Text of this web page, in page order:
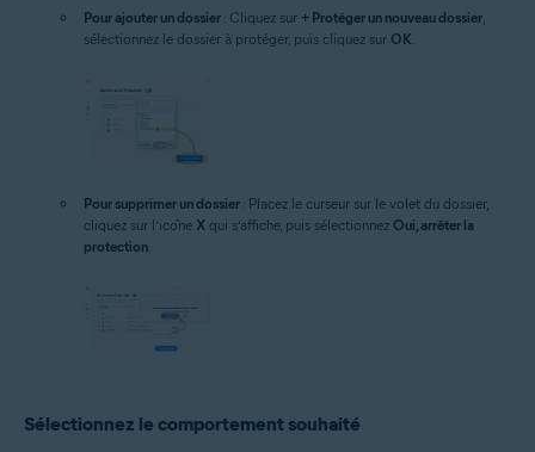
Pour ajouter un dossier : Cliquez sur + Protéger un nouveau dossier,
sélectionnez le dossier à protéger, puis cliquez sur OK.
Pour supprimer un dossier : Placez le curseur sur le volet du dossier,
cliquez sur l’icône X qui s’affiche, puis sélectionnez Oui, arrêter la
protection
Sélectionnez le comportement souhaité